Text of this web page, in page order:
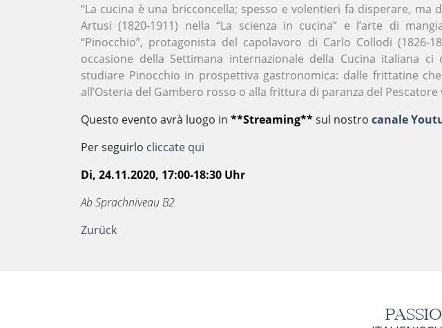
“La cucina è una bricconcella; spesso e volentieri fa disperare, ma
Artusi (1820-1911) nella “La scienza in cucina” e l’arte di
“Pinocchio”, protagonista del capolavoro di Carlo Collodi (1826-
occasione della Settimana internazionale della Cucina italiana
studiare Pinocchio in prospettiva gastronomica: dalle frittatine
all’Osteria del Gambero rosso o alla frittura di paranza del Pescatore
Questo evento avrà luogo in **Streaming**sul nostro canale
Per seguirlo cliccate qui
Di, 24.11.2020, 17:00-18:30 Uhr
Ab Sprachniveau B2
Zurück